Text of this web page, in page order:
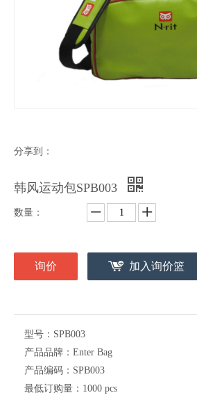
分享到：
韩风运动包SPB003
数量：
询价 加入询价篮
型号： SPB003
产品品牌： Enter Bag
产品编码： SPB003
最低订购量： 1000 pcs